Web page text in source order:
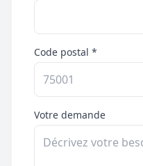
Code postal *
Votre demande